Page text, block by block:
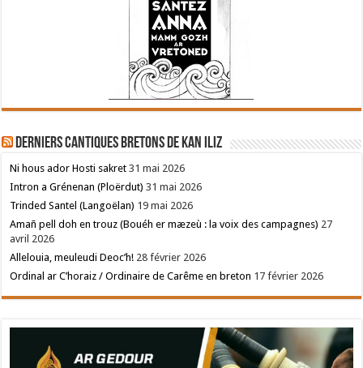
Derniers cantiques bretons de Kan Iliz
Ni hous ador Hosti sakret 31 mai 2026
Intron a Grénenan (Ploërdut) 31 mai 2026
Trinded Santel (Langoëlan) 19 mai 2026
Amañ pell doh en trouz (Bouéh er mæzeù : la voix des campagnes) 27
avril 2026
Allelouia, meuleudi Deoc’h! 28 février 2026
Ordinal ar C’horaiz / Ordinaire de Carême en breton 17 février 2026